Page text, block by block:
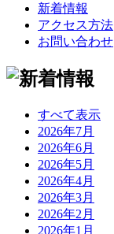
新着情報
アクセス方法
お問い合わせ
すべて表示
2026年7月
2026年6月
2026年5月
2026年4月
2026年3月
2026年2月
2026年1月